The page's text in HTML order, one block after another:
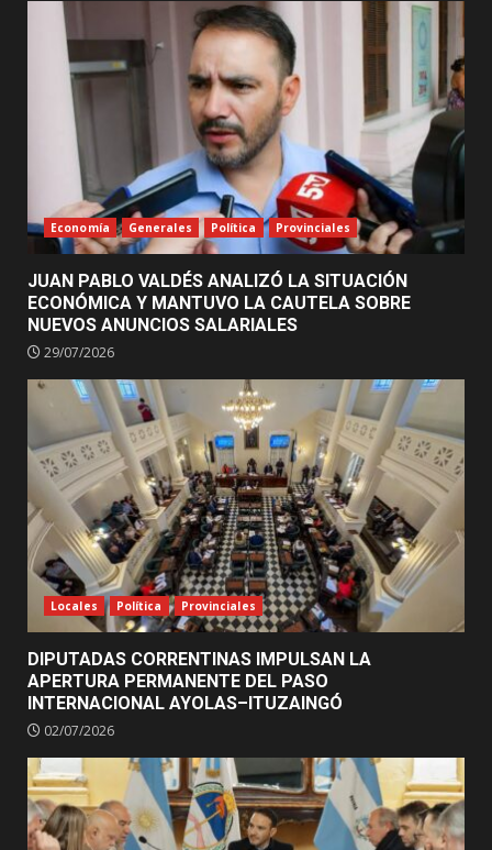
Economía Generales Política Provinciales
JUAN PABLO VALDÉS ANALIZÓ LA SITUACIÓN
ECONÓMICA Y MANTUVO LA CAUTELA SOBRE
NUEVOS ANUNCIOS SALARIALES
29/07/2026
Locales Política Provinciales
DIPUTADAS CORRENTINAS IMPULSAN LA
APERTURA PERMANENTE DEL PASO
INTERNACIONAL AYOLAS–ITUZAINGÓ
02/07/2026